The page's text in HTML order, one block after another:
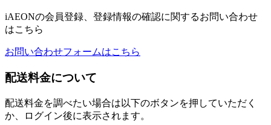
iAEONの会員登録、登録情報の確認に関するお問い合わせ
はこちら
お問い合わせフォームはこちら
配送料金について
配送料金を調べたい場合は以下のボタンを押していただく
か、ログイン後に表示されます。